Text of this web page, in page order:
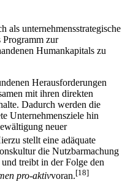
als unternehmensstrategische
zur
Humankapitals zu
Herausforderungen
mit ihren direkten
Dadurch werden die
Unternehmensziele hin
neuer
stellt eine adäquate
die Nutzbarmachung
treibt in der Folge den
pro-aktivvoran.[18]